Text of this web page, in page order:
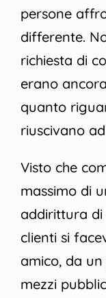
persone
differente.
richiesta di
erano
quanto
riuscivano
Visto che
massimo di
addirittura
clienti si
amico, da
mezzi